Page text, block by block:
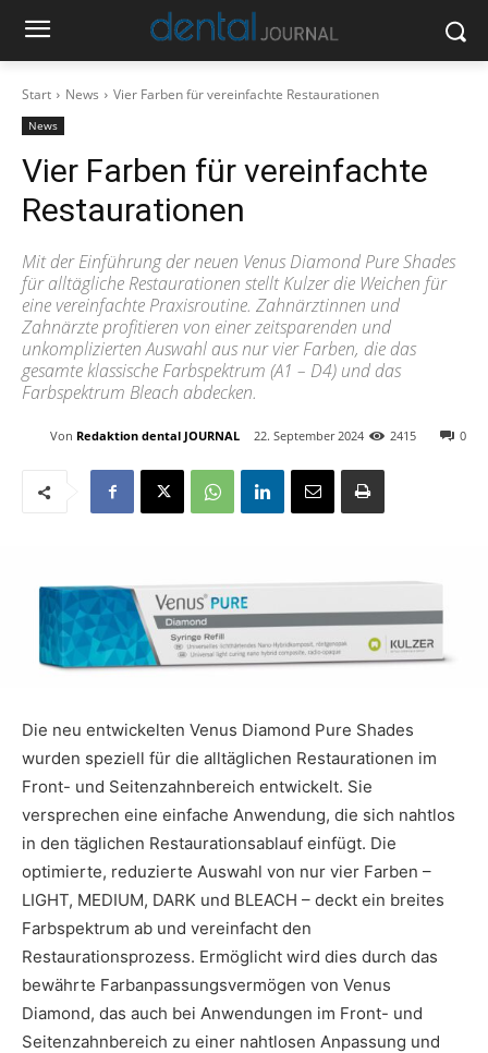
Start News Vier Farben für vereinfachte Restaurationen
News
Vier Farben für vereinfachte
Restaurationen
Mit der Einführung der neuen Venus Diamond Pure Shades
für alltägliche Restaurationen stellt Kulzer die Weichen für
eine vereinfachte Praxisroutine. Zahnärztinnen und
Zahnärzte profitieren von einer zeitsparenden und
unkomplizierten Auswahl aus nur vier Farben, die das
gesamte klassische Farbspektrum (A1 – D4) und das
Farbspektrum Bleach abdecken.
Von Redaktion dental JOURNAL 22. September 2024 0
2415
Die neu entwickelten Venus Diamond Pure Shades
wurden speziell für die alltäglichen Restaurationen im
Front- und Seitenzahnbereich entwickelt. Sie
versprechen eine einfache Anwendung, die sich nahtlos
in den täglichen Restaurationsablauf einfügt. Die
optimierte, reduzierte Auswahl von nur vier Farben –
LIGHT, MEDIUM, DARK und BLEACH – deckt ein breites
Farbspektrum ab und vereinfacht den
Restaurationsprozess. Ermöglicht wird dies durch das
bewährte Farbanpassungsvermögen von Venus
Diamond, das auch bei Anwendungen im Front- und
Seitenzahnbereich zu einer nahtlosen Anpassung und